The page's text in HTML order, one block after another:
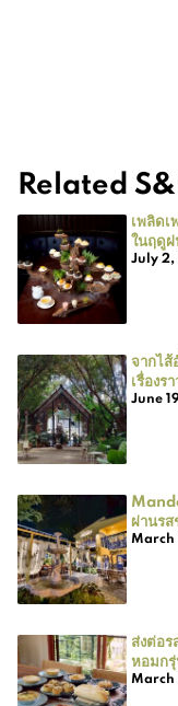
Related
เพลิด
ในฤดูฝ
July
จากไ
เรื่องร
June
ผ่านร
March
ส่งต่อ
หอมก